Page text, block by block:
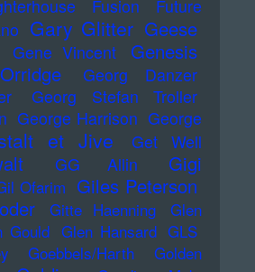
Fusion
Future
Gary Glitter Geese
Gene Vincent
Genesis
Georg Danzer
Georg Stefan Troller
George Harrison George
et Jive
Get Well
GG Allin
Gigi
Ofarim Giles Peterson
Gitte Haenning
Glen
Gould Glen Hansard GLS
Goebbels/Harth
Golden